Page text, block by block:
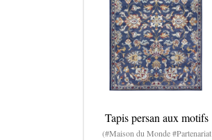
Tapis persan aux motifs
(#Maison du Monde #Partenariat